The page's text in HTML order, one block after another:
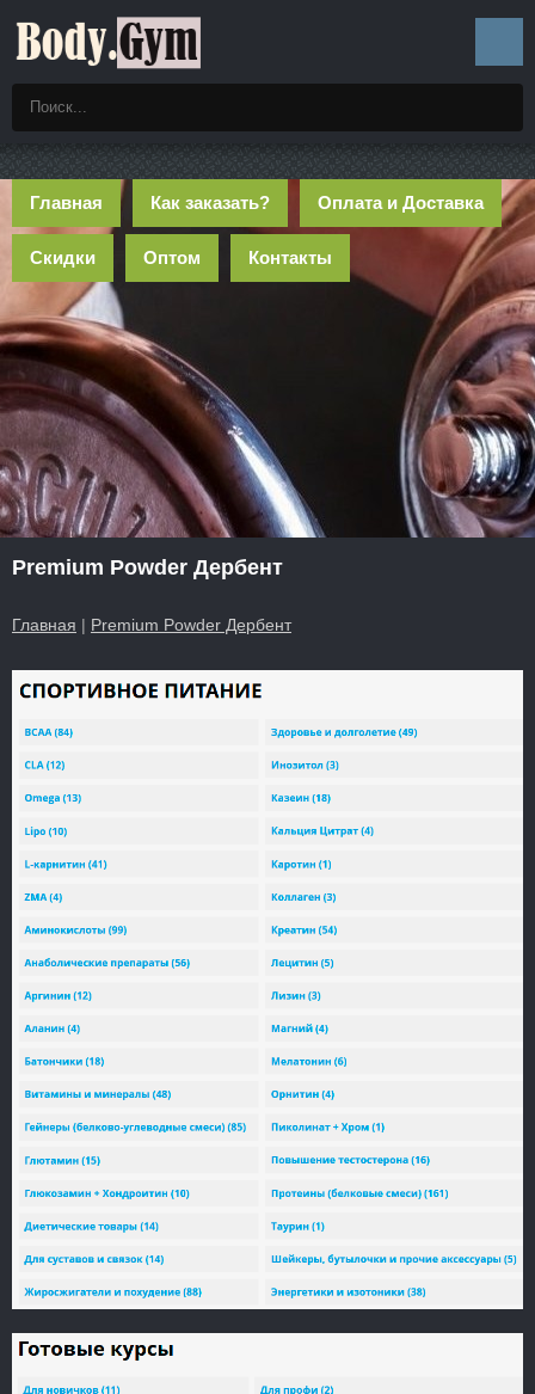
Главная Как заказать? Оплата и Доставка
Скидки Оптом Контакты
Premium Powder Дербент
Главная | Premium Powder Дербент